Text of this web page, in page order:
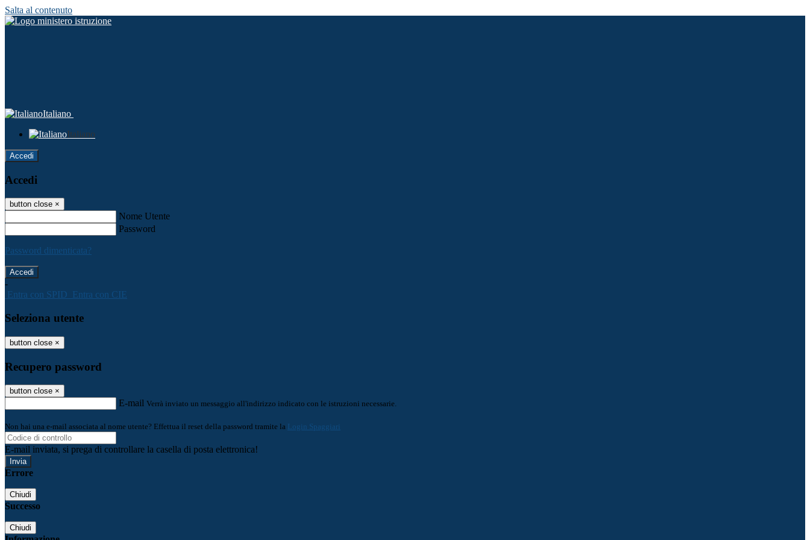
Salta al contenuto
Italiano
Italiano
Accedi
Accedi
button close ×
Nome Utente
Password
Password dimenticata?
-
Entra con SPID Entra con CIE
Seleziona utente
button close ×
Recupero password
button close ×
E-mail Verrà inviato un messaggio all'indirizzo indicato con le istruzioni necessarie.
Non hai una e-mail associata al nome utente? Effettua il reset della password tramite la Login Spaggiari
E-mail inviata, si prega di controllare la casella di posta elettronica!
Errore
Chiudi
Successo
Chiudi